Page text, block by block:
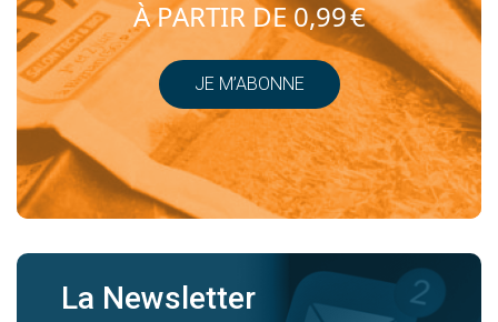
À PARTIR DE 0,99 €
JE M’ABONNE
La Newsletter